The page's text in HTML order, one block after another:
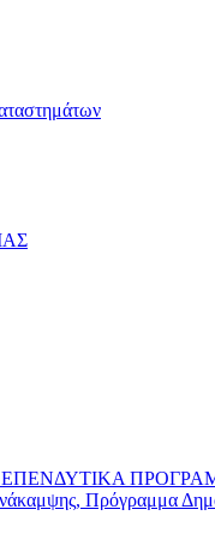
ΕΠΕΝΔΥΤΙΚΑ
Πρόγραμμα